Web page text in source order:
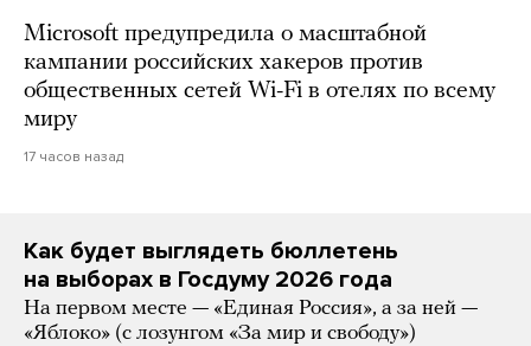
Microsoft предупредила о масштабной
кампании российских хакеров против
общественных сетей Wi-Fi в отелях по всему
миру
17 часов назад
Как будет выглядеть бюллетень
на выборах в Госдуму 2026 года
На первом месте — «Единая Россия», а за ней —
«Яблоко» (с лозунгом «За мир и свободу»)